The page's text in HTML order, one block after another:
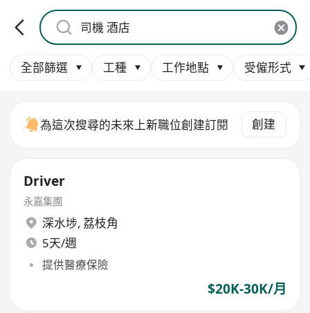
全部篩選 工種 工作地點 受僱形式
為這次搜尋的未來上新職位創建訂閱 創建
Driver
永嘉集團
深水埗, 荔枝角
5天/週
提供醫療保險
$20K-30K/月